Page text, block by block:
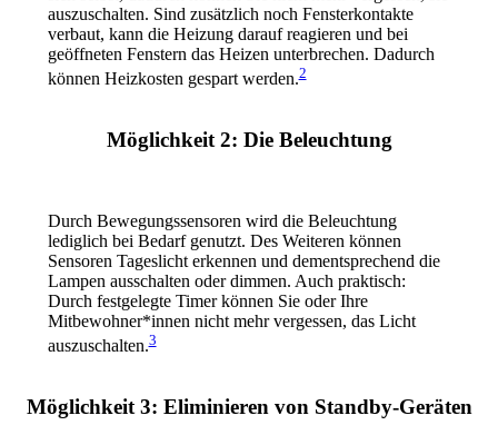
auszuschalten. Sind zusätzlich noch Fensterkontakte
verbaut, kann die Heizung darauf reagieren und bei
geöffneten Fenstern das Heizen unterbrechen. Dadurch
können Heizkosten gespart werden.2
Möglichkeit 2: Die Beleuchtung
Durch Bewegungssensoren wird die Beleuchtung
lediglich bei Bedarf genutzt. Des Weiteren können
Sensoren Tageslicht erkennen und dementsprechend die
Lampen ausschalten oder dimmen. Auch praktisch:
Durch festgelegte Timer können Sie oder Ihre
Mitbewohner*innen nicht mehr vergessen, das Licht
auszuschalten.3
Möglichkeit 3: Eliminieren von Standby-Geräten